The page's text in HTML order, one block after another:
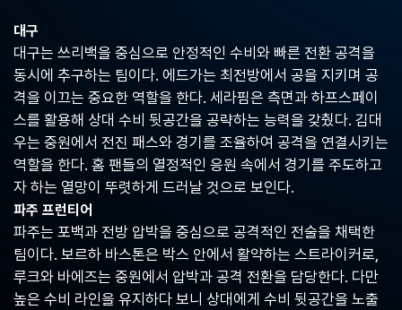
구
중
계,
실
시
간
해
외
스
포
중
계
사
이
트
대구
대구는 쓰리백을 중심으로 안정적인 수비와 빠른 전환 공격을
동시에 추구하는 팀이다. 에드가는 최전방에서 공을 지키며 공
격을 이끄는 중요한 역할을 한다. 세라핌은 측면과 하프스페이
스를 활용해 상대 수비 뒷공간을 공략하는 능력을 갖췄다. 김대
우는 중원에서 전진 패스와 경기를 조율하여 공격을 연결시키는
역할을 한다. 홈 팬들의 열정적인 응원 속에서 경기를 주도하고
자 하는 열망이 뚜렷하게 드러날 것으로 보인다.
파주 프런티어
파주는 포백과 전방 압박을 중심으로 공격적인 전술을 채택한
팀이다. 보르하 바스톤은 박스 안에서 활약하는 스트라이커로,
루크와 바에즈는 중원에서 압박과 공격 전환을 담당한다. 다만
높은 수비 라인을 유지하다 보니 상대에게 수비 뒷공간을 노출